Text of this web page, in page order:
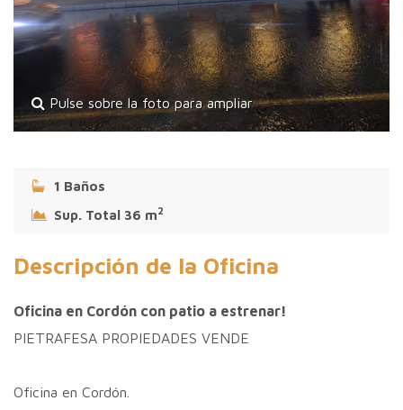
Pulse sobre la foto para ampliar
1 Baños
Sup. Total 36 m2
Descripción de la Oficina
Oficina en Cordón con patio a estrenar!
PIETRAFESA PROPIEDADES VENDE
Oficina en Cordón.